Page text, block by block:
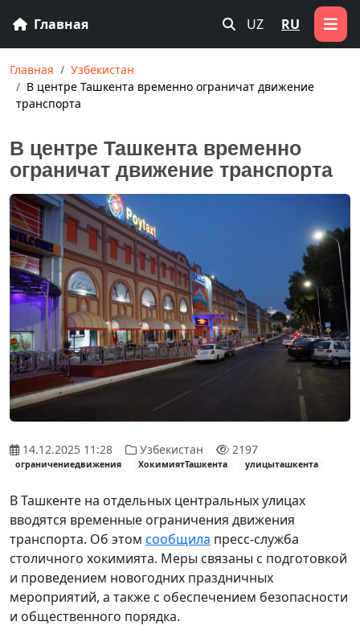
Главная UZ RU
Главная
Узбекистан
В центре Ташкента временно ограничат движение
транспорта
В центре Ташкента временно
ограничат движение транспорта
14.12.2025 11:28 Узбекистан 2197
ограничениедвижения ХокимиятТашкента улицыташкента
В Ташкенте на отдельных центральных улицах
вводятся временные ограничения движения
транспорта. Об этом сообщила пресс-служба
столичного хокимията. Меры связаны с подготовкой
и проведением новогодних праздничных
мероприятий, а также с обеспечением безопасности
и общественного порядка.